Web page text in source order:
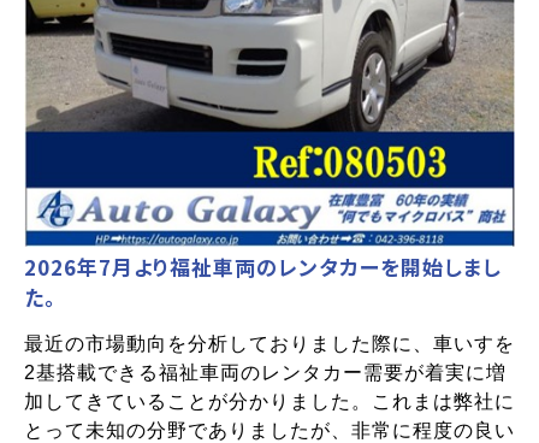
2026年7月より福祉車両のレンタカーを開始しまし
た。
最近の市場動向を分析しておりました際に、車いすを
2基搭載できる福祉車両のレンタカー需要が着実に増
加してきていることが分かりました。これまは弊社に
とって未知の分野でありましたが、非常に程度の良い